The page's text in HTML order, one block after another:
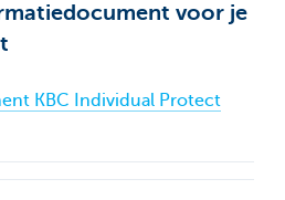
voor je
KBC Individual Protect